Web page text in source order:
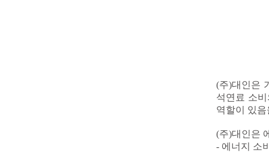
(주)대인은
석연료 소
역할이 있
(주)대인은
- 에너지 소